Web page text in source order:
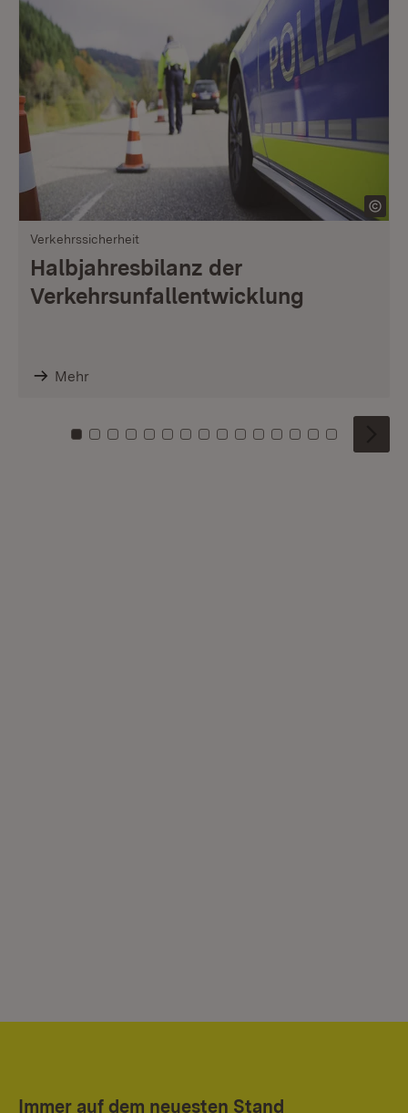
Verkehrssicherheit
Halbjahresbilanz der
Verkehrsunfallentwicklung
Mehr
Zu Kachel: 0
Zu Kachel: 1
Zu Kachel: 2
Zu Kachel: 3
Zu Kachel: 4
Zu Kachel: 5
Zu Kachel: 6
Zu Kachel: 7
Zu Kachel: 8
Zu Kachel: 9
Zu Kachel: 10
Zu Kachel: 11
Zu Kachel: 12
Zu Kachel:
Zu
Immer auf dem neuesten Stand